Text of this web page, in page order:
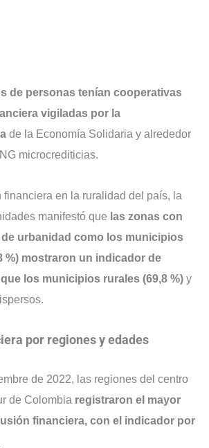
de personas tenían cooperativas
vigiladas por la
de la Economía Solidaria y alrededor
microcrediticias.
financiera en la ruralidad del país, la
manifestó que las zonas con
urbanidad como los municipios
%) mostraron un indicador de
los municipios rurales (69,8 %) y
por regiones y edades
de 2022, las regiones del centro
de Colombia registraron el mayor
financiera, con el indicador por